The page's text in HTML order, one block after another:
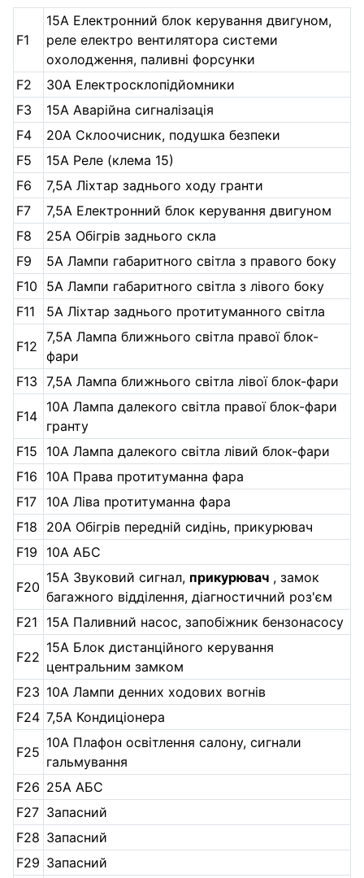
F1
15А Електронний блок керування двигуном,
реле електро вентилятора системи
охолодження, паливні форсунки
F2
30А Електросклопідйомники
F3
15А Аварійна сигналізація
F4
20А Склоочисник, подушка безпеки
F5
15А Реле (клема 15)
F6
7,5А Ліхтар заднього ходу гранти
F7
7,5А Електронний блок керування двигуном
F8
25А Обігрів заднього скла
F9
5А Лампи габаритного світла з правого боку
F10
5А Лампи габаритного світла з лівого боку
F11
5А Ліхтар заднього протитуманного світла
F12
7,5А Лампа ближнього світла правої блок-
фари
F13
7,5А Лампа ближнього світла лівої блок-фари
F14
10А Лампа далекого світла правої блок-фари
гранту
F15
10А Лампа далекого світла лівий блок-фари
F16
10А Права протитуманна фара
F17
10А Ліва протитуманна фара
F18
20А Обігрів передній сидінь, прикурювач
F19
10А АБС
F20
15А Звуковий сигнал, прикурювач , замок
багажного відділення, діагностичний роз'єм
F21
15А Паливний насос, запобіжник бензонасосу
F22
15А Блок дистанційного керування
центральним замком
F23 10А Лампи денних ходових вогнів
F24 7,5А Кондиціонера
F25
10А Плафон освітлення салону, сигнали
гальмування
F26 25А АБС
F27 Запасний
F28 Запасний
F29 Запасний